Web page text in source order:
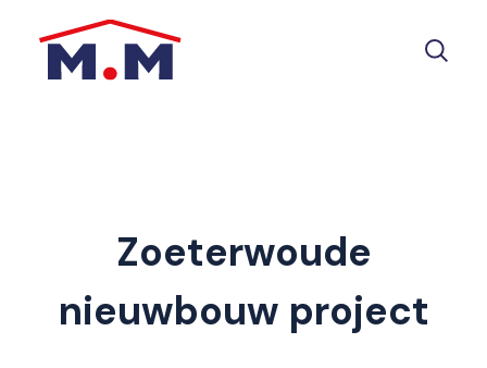
Zoeterwoude
nieuwbouw project